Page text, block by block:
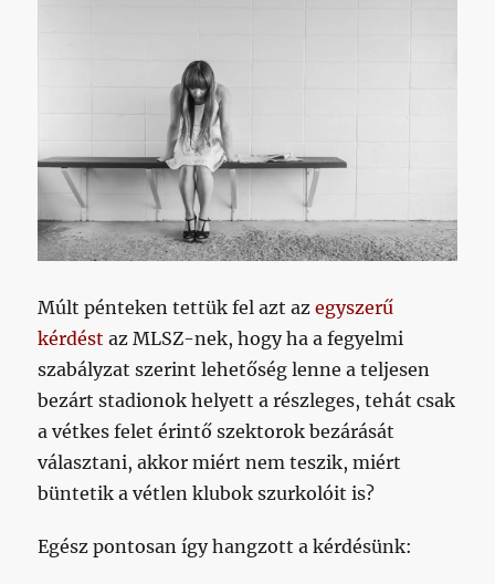
Múlt pénteken tettük fel azt azegyszerű
kérdést az MLSZ-nek, hogy ha a fegyelmi
szabályzat szerint lehetőség lenne a teljesen
bezárt stadionok helyett a részleges, tehát csak
a vétkes felet érintő szektorok bezárását
választani, akkor miért nem teszik, miért
büntetik a vétlen klubok szurkolóit is?
Egész pontosan így hangzott a kérdésünk: